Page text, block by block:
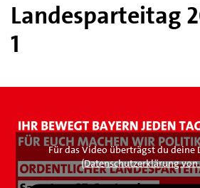
Landesparteitag
1
Für das Video überträgst du deine
(Datenschutzerklärung